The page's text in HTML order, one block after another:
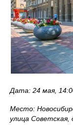
Дата: 24 мая,
Место:
улица Советская,